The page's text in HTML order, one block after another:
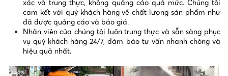
xác và trung thực, không quảng cáo quá mức. Chúng tôi
cam kết với quý khách hàng về chất lượng sản phẩm như
đã được quảng cáo và báo giá.
Nhân viên của chúng tôi luôn trung thực và sẵn sàng phục
vụ quý khách hàng 24/7, đảm bảo tư vấn nhanh chóng và
hiệu quả nhất.